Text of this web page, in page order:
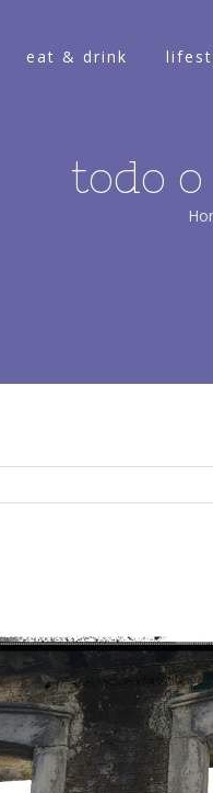
eat & drink
todo